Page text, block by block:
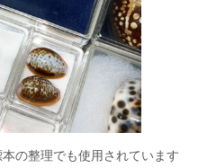
の整理でも使用されています